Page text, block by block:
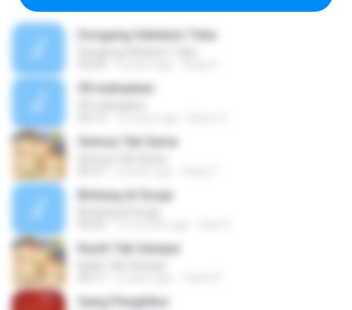
Dongeng Sebelum Tidur
09 mahadewi
Semua Tak Sama
Bintang di Surga
Kasih Tak Sampai
Sang Penghibur